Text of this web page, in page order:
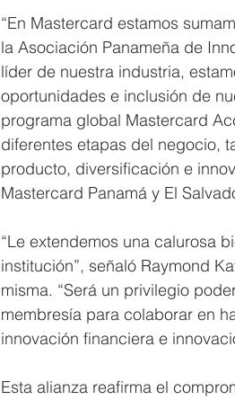
“En Mastercard estamos
la Asociación Panameña de
líder de nuestra industria,
oportunidades e inclusión de
programa global Mastercard
diferentes etapas del negocio,
producto, diversificación e
Mastercard Panamá y El
“Le extendemos una calurosa
institución”, señaló Raymond
misma. “Será un privilegio
membresía para colaborar en
innovación financiera e
Esta alianza reafirma el